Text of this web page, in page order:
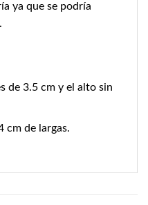
ya que se podría
de 3.5 cm y el alto sin
cm de largas.